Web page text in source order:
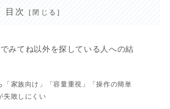
目次
みてね以外を探している人への結
「家族向け」「容量重視」「操作の簡単
失敗しにくい